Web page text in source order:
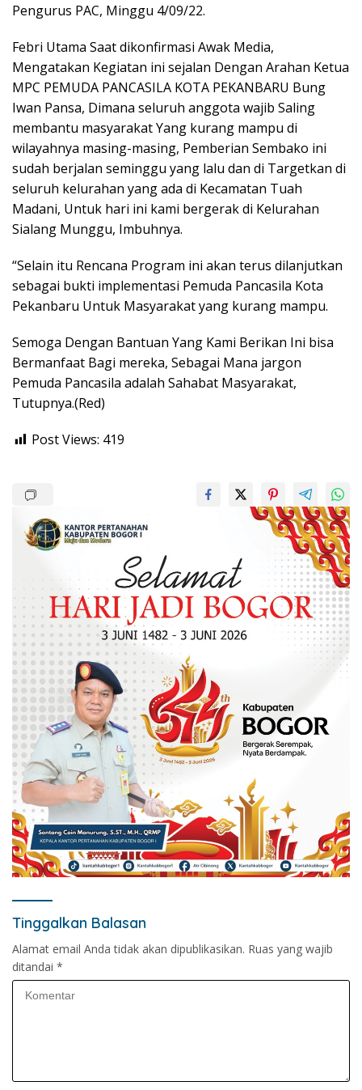
Pengurus PAC, Minggu 4/09/22.
Febri Utama Saat dikonfirmasi Awak Media,
Mengatakan Kegiatan ini sejalan Dengan Arahan Ketua
MPC PEMUDA PANCASILA KOTA PEKANBARU Bung
Iwan Pansa, Dimana seluruh anggota wajib Saling
membantu masyarakat Yang kurang mampu di
wilayahnya masing-masing, Pemberian Sembako ini
sudah berjalan seminggu yang lalu dan di Targetkan di
seluruh kelurahan yang ada di Kecamatan Tuah
Madani, Untuk hari ini kami bergerak di Kelurahan
Sialang Munggu, Imbuhnya.
“Selain itu Rencana Program ini akan terus dilanjutkan
sebagai bukti implementasi Pemuda Pancasila Kota
Pekanbaru Untuk Masyarakat yang kurang mampu.
Semoga Dengan Bantuan Yang Kami Berikan Ini bisa
Bermanfaat Bagi mereka, Sebagai Mana jargon
Pemuda Pancasila adalah Sahabat Masyarakat,
Tutupnya.(Red)
Post Views: 419
Tinggalkan Balasan
Alamat email Anda tidak akan dipublikasikan. Ruas yang wajib
ditandai *